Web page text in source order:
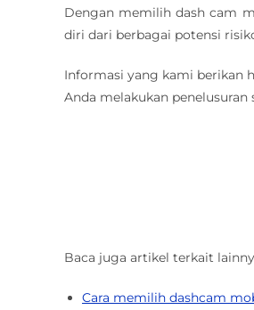
Dengan memilih dash cam
diri dari berbagai potensi
Informasi yang kami berikan
Anda melakukan
Baca juga artikel terkait
Cara memilih dashcam